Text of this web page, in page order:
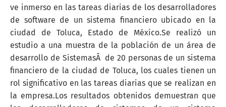
ve inmerso en las tareas diarias de los desarrolladores
de software de un sistema financiero ubicado en la
ciudad de Toluca, Estado de México.Se realizó un
estudio a una muestra de la población de un área de
desarrollo de SistemasÂ de 20 personas de un sistema
financiero de la ciudad de Toluca, los cuales tienen un
rol significativo en las tareas diarias que se realizan en
la empresa.Los resultados obtenidos demuestran que